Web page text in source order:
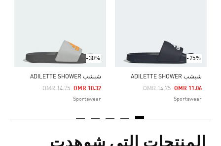
-25%
شبشب ADILETTE SHOWER
Price Reduced From
OMR 14.75
To OMR 11.06
Sportswear
-30%
شبشب ADILETTE SHOWER
Price Reduced From
OMR 14.75
To OMR 10.32
Sportswear